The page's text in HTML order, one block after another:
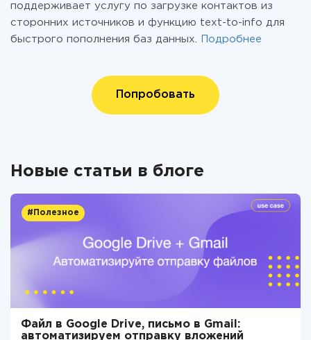
поддерживает услугу по загрузке контактов из
сторонних источников и функцию text-to-info для
быстрого пополнения баз данных.
Подробнее
Попробовать
Новые статьи в блоге
#Полезное
Файл в Google Drive, письмо в Gmail:
автоматизируем отправку вложений